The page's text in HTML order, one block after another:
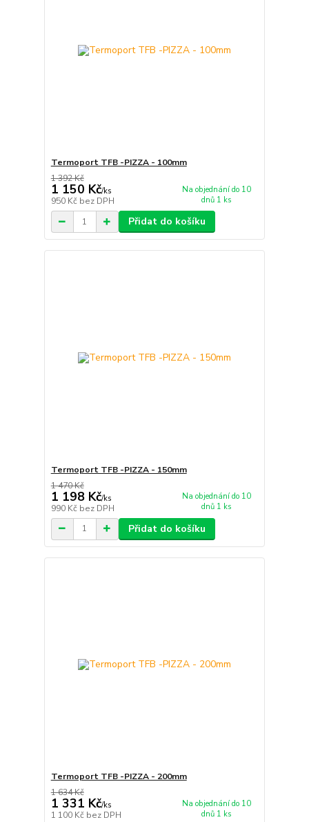
Termoport TFB -PIZZA - 100mm
1 392 Kč
1 150 Kč/ks
950 Kč bez DPH
Na objednání do 10
dnů 1 ks
Přidat do košíku
Termoport TFB -PIZZA - 150mm
1 470 Kč
1 198 Kč/ks
990 Kč bez DPH
Na objednání do 10
dnů 1 ks
Přidat do košíku
Termoport TFB -PIZZA - 200mm
1 634 Kč
1 331 Kč/ks
1 100 Kč bez DPH
Na objednání do 10
dnů 1 ks